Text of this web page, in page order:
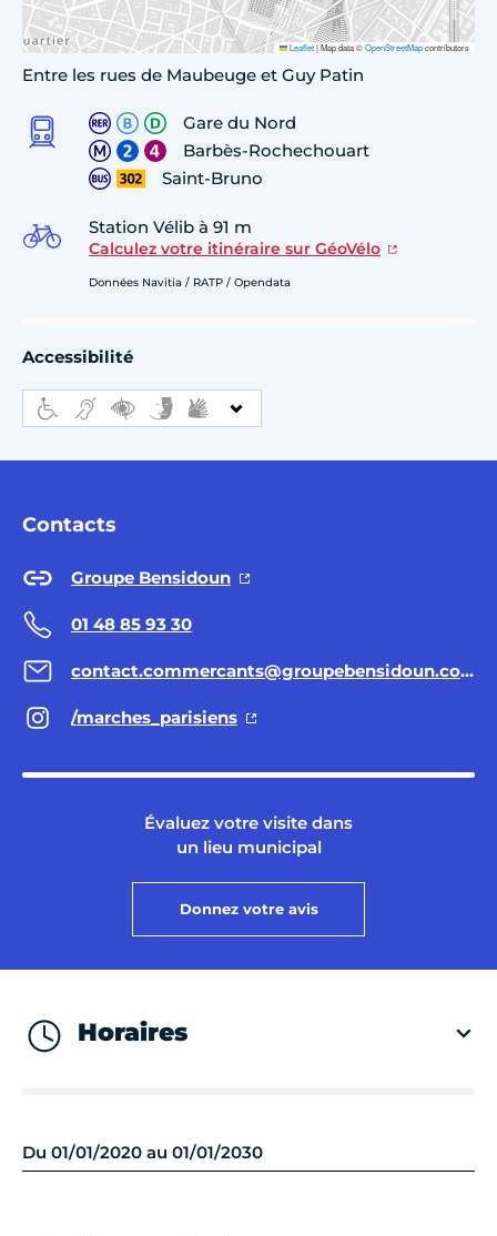
Leaflet|Map data ©OpenStreetMapcontributors
Entre les rues de Maubeuge et Guy Patin
Gare du Nord
Barbès-Rochechouart
Saint-Bruno
Station Vélib à 91 m
Calculez votre itinéraire sur GéoVélo
Données Navitia / RATP / Opendata
Accessibilité
Contacts
Groupe Bensidoun
01 48 85 93 30
contact.commercants@groupebensidoun.com
/marches_parisiens
Évaluez votre visite dans
un lieu municipal
Donnez votre avis
Horaires
Du 01/01/2020 au 01/01/2030